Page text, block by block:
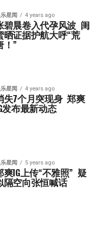
星闻 4 years ago
碧晨卷入代孕风波  闺
晒证据护航大呼“荒
！”
星闻 4 years ago
失7个月突现身  郑爽
发布最新动态
星闻 5 years ago
爽IG上传“不雅照”  疑
隔空向张恒喊话